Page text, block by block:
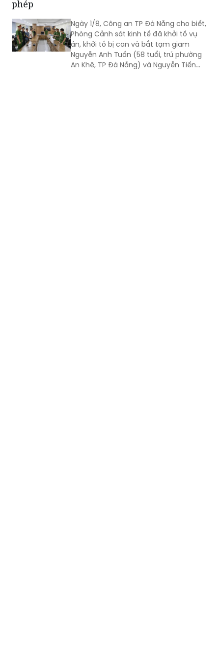
phép
Ngày 1/8, Công an TP Đà Nẵng cho biết,
Phòng Cảnh sát kinh tế đã khởi tố vụ
án, khởi tố bị can và bắt tạm giam
Nguyễn Anh Tuấn (58 tuổi, trú phường
An Khê, TP Đà Nẵng) và Nguyễn Tiến